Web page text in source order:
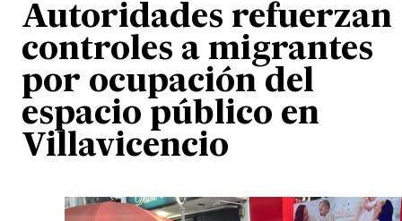
Autoridades refuerzan
controles a migrantes
por ocupación del
espacio público en
Villavicencio